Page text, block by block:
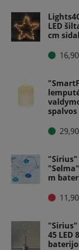
LED
cm
spalvos
"Sirius"
m
"Sirius"
45 LED